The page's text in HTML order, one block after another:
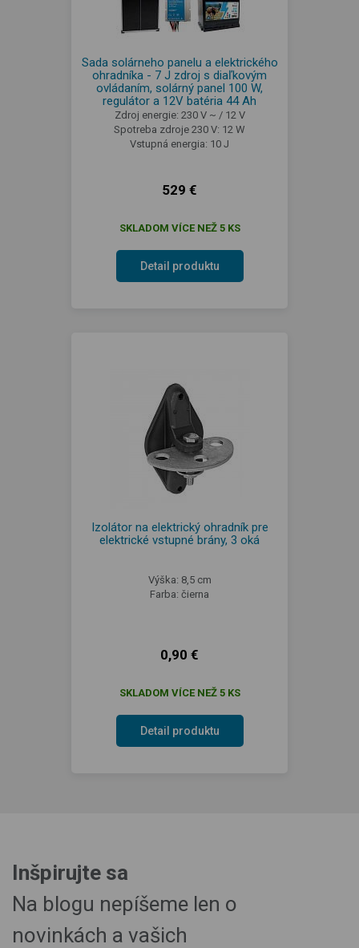
Sada solárneho panelu a elektrického
ohradníka - 7 J zdroj s diaľkovým
ovládaním, solárný panel 100 W,
regulátor a 12V batéria 44 Ah
Zdroj energie: 230 V ~ / 12 V
Spotreba zdroje 230 V: 12 W
Vstupná energia: 10 J
529 €
SKLADOM VÍCE NEŽ 5 KS
Detail produktu
Izolátor na elektrický ohradník pre
elektrické vstupné brány, 3 oká
Výška: 8,5 cm
Farba: čierna
0,90 €
SKLADOM VÍCE NEŽ 5 KS
Detail produktu
Inšpirujte sa
Na blogu nepíšeme len o
novinkách a vašich